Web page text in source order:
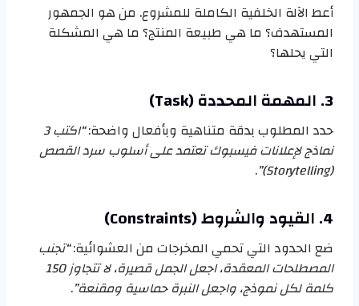
أعط الآلة الخلفية الكاملة للمشروع. من هو الجمهور
المستهدف؟ ما هي طبيعة المنتج؟ ما هي المشكلة
التي يحلها؟
3. المهمة المحددة (Task)
حدد المطلوب بدقة متناهية وبأفعال واضحة:
“اكتب 3
نماذج لإعلانات فيسبوك تعتمد على أسلوب سرد القصص
(Storytelling)”
.
4. القيود والشروط (Constraints)
ضع الحدود التي تحمي المخرجات من العشوائية:“تجنب
المصطلحات المعقدة، اجعل الجمل قصيرة، لا تتجاوز 150
كلمة لكل نموذج، واجعل النبرة حماسية ومقنعة”.